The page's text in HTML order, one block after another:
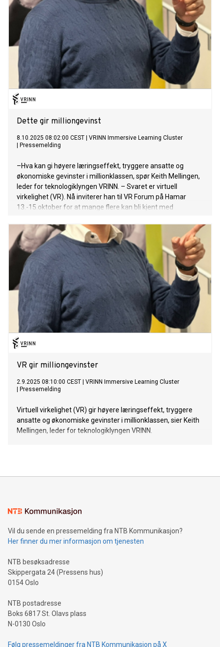
Dette gir milliongevinst
8.10.2025 08:02:00 CEST
VRINN Immersive Learning Cluster
Pressemelding
–Hva kan gi høyere læringseffekt, tryggere ansatte og
økonomiske gevinster i millionklassen, spør Keith Mellingen,
leder for teknologiklyngen VRINN. – Svaret er virtuell
virkelighet (VR). Nå inviterer han til VR Forum på Hamar
13.-15.oktober for at mange flere kan bli kjent med
VR gir milliongevinster
2.9.2025 08:10:00 CEST
VRINN Immersive Learning Cluster
Pressemelding
Virtuell virkelighet (VR) gir høyere læringseffekt, tryggere
ansatte og økonomiske gevinster i millionklassen, sier Keith
Mellingen, leder for teknologiklyngen VRINN.
Vil du sende en pressemelding fra NTB Kommunikasjon?
Her finner du mer informasjon om tjenesten
NTB besøksadresse
Skippergata 24 (Pressens hus)
0154 Oslo
NTB postadresse
Boks 6817 St. Olavs plass
N-0130 Oslo
Følg pressemeldinger fra NTB Kommunikasjon på X